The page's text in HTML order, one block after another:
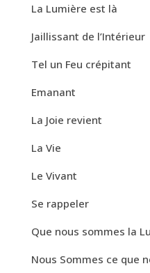
La Lumière est là
Jaillissant de l’Intérieur
Tel un Feu crépitant
Emanant
La Joie revient
La Vie
Le Vivant
Se rappeler
Que nous sommes la
Nous Sommes ce que